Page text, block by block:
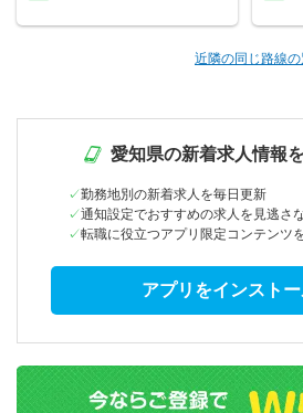
近隣の同じ路線
愛知県の新着求人情報
勤務地別の新着求人を毎日更新
通知設定でおすすめの求人を見逃さ
転職に役立つアプリ限定コンテンツ
アプリをインスト